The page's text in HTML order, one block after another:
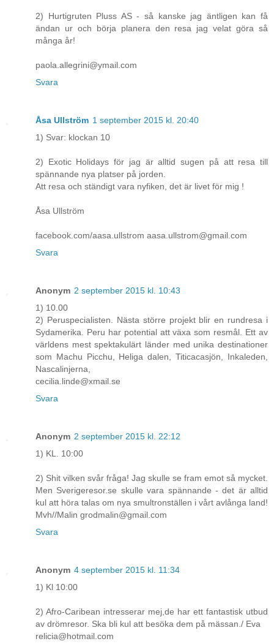
2) Hurtigruten Pluss AS - så kanske jag äntligen kan få
ändan ur och börja planera den resa jag velat göra så
många år!
paola.allegrini@ymail.com
Svara
Åsa Ullström 1 september 2015 kl. 20:40
1) Svar: klockan 10
2) Exotic Holidays för jag är alltid sugen på att resa till
spännande nya platser på jorden.
Att resa och ständigt vara nyfiken, det är livet för mig !
Åsa Ullström
facebook.com/aasa.ullstrom aasa.ullstrom@gmail.com
Svara
Anonym 2 september 2015 kl. 10:43
1) 10.00
2) Peruspecialisten. Nästa större projekt blir en rundresa i
Sydamerika. Peru har potential att växa som resmål. Ett av
världens mest spektakulärt länder med unika destinationer
som Machu Picchu, Heliga dalen, Titicacasjön, Inkaleden,
Nascalinjerna,
cecilia.linde@xmail.se
Svara
Anonym 2 september 2015 kl. 22:12
1) KL. 10:00
2) Shit vilken svår fråga! Jag skulle se fram emot så mycket.
Men Sverigeresor.se skulle vara spännande - det är alltid
kul att höra talas om nya smultronställen i vårt avlånga land!
Mvh//Malin grodmalin@gmail.com
Svara
Anonym 4 september 2015 kl. 11:34
1) Kl 10:00
2) Afro-Caribean intresserar mej,de har ett fantastisk utbud
av drömresor. Ska bli kul att besöka dem på mässan./ Eva
relicia@hotmail.com